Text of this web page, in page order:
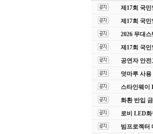
제17회 국
제17회 국
2026 무대
제17회 국
공연자 안
덧마루 사용
스타인웨이
화환 반입
로비 LED
빔프로젝터